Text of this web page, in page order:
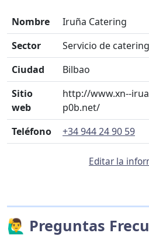
Nombre
Iruña Catering
Sector
Servicio de catering
Ciudad
Bilbao
Sitio
web
http://www.xn--
p0b.net/
Teléfono
+34 944 24 90 59
Editar la
🙋‍♂️ Preguntas